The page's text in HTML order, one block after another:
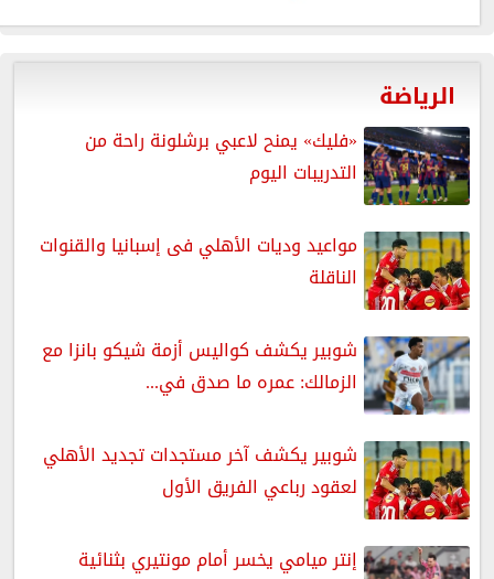
الرياضة
«فليك» يمنح لاعبي برشلونة راحة من
التدريبات اليوم
مواعيد وديات الأهلي فى إسبانيا والقنوات
الناقلة
شوبير يكشف كواليس أزمة شيكو بانزا مع
الزمالك: عمره ما صدق في...
شوبير يكشف آخر مستجدات تجديد الأهلي
لعقود رباعي الفريق الأول
إنتر ميامي يخسر أمام مونتيري بثنائية